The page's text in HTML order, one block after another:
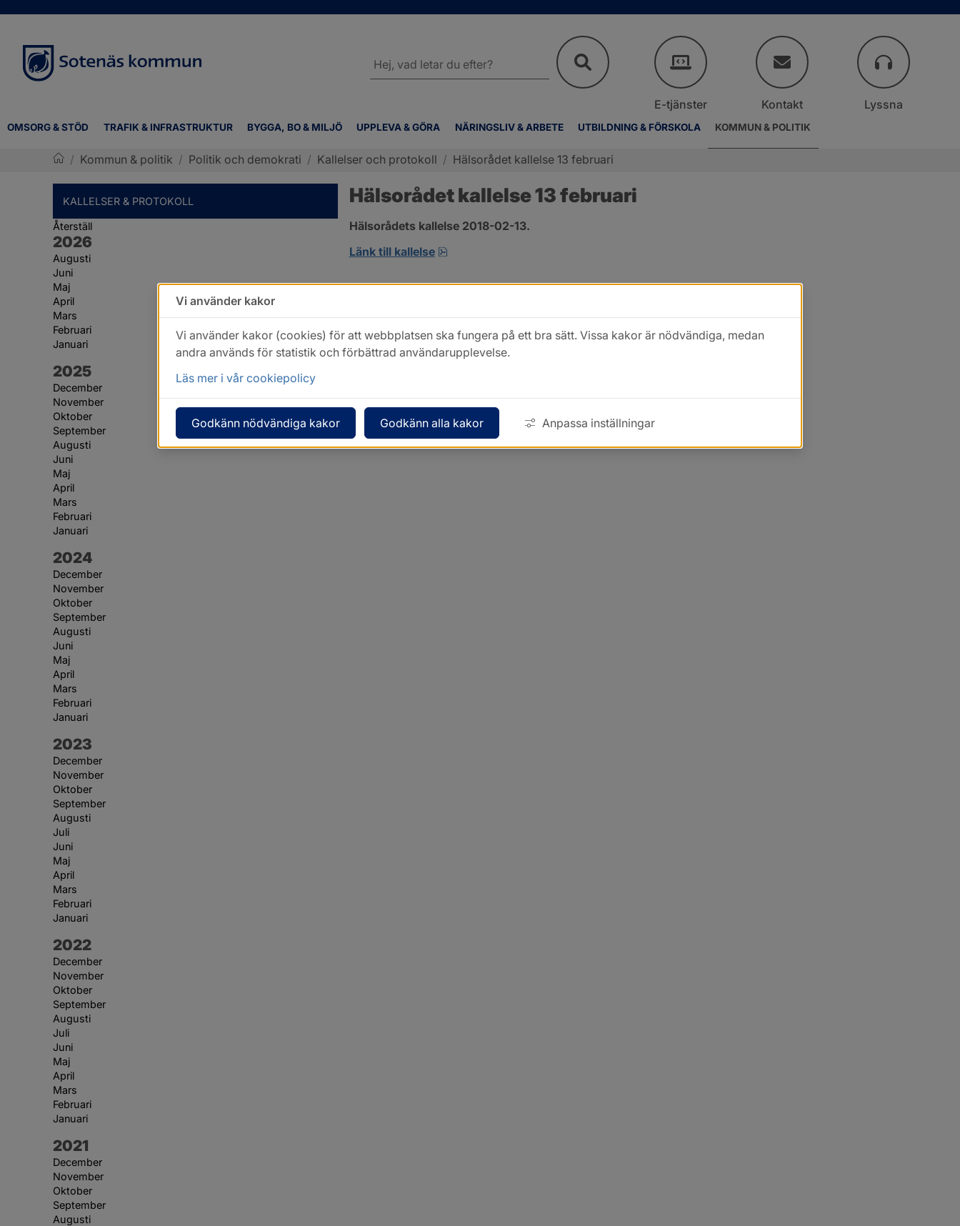
OMSORG & STÖD TRAFIK & INFRASTRUKTUR BYGGA, BO & MILJÖ UPPLEVA & GÖRA NÄRINGSLIV & ARBETE UTBILDNING & FÖRSKOLA KOMMUN & POLITIK
webbplatsen
E-tjänster Kontakt Lyssna
/ Kommun & politik / Politik och demokrati / Kallelser och protokoll / Hälsorådet kallelse 13 februari
KALLELSER & PROTOKOLL
Återställ
År:
2026
Augusti
Juni
Maj
April
Mars
Februari
Januari
År:
2025
December
November
Oktober
September
Augusti
Juni
Maj
April
Mars
Februari
Januari
År:
2024
December
November
Oktober
September
Augusti
Juni
Maj
April
Mars
Februari
Januari
År:
2023
December
November
Oktober
September
Augusti
Juli
Juni
Maj
April
Mars
Februari
Januari
År:
2022
December
November
Oktober
September
Augusti
Juli
Juni
Maj
April
Mars
Februari
Januari
År:
2021
December
November
Oktober
September
Augusti
Hälsorådet kallelse 13 februari
Hälsorådets kallelse 2018-02-13.
Länk till kallelse
pdf.
Vi använder kakor
Vi använder kakor (cookies) för att webbplatsen ska fungera på ett bra sätt. Vissa kakor är nödvändiga, medan
andra används för statistik och förbättrad användarupplevelse.
Läs mer i vår cookiepolicy
Godkänn nödvändiga kakor Godkänn alla kakor Anpassa inställningar